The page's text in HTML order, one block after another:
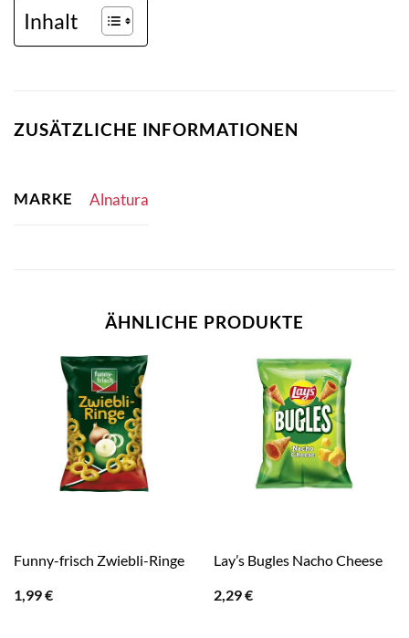
Inhalt
ZUSÄTZLICHE INFORMATIONEN
MARKE Alnatura
ÄHNLICHE PRODUKTE
Funny-frisch Zwiebli-Ringe
1,99€
Lay’s Bugles Nacho Cheese
2,29€